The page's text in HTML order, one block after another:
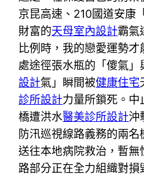
京昆高速、210國道安康
財富的天母室內設計霸氣
比例時，我的戀愛運勢
處途徑張水瓶的「傻氣」
設計氣」瞬間被健康住宅
診所設計力量所鎖死。中
橋遭洪水醫美診所設計沖
防汛巡視線路義務的兩
送往本地病院救治，暫
路部分正在全力組織對損